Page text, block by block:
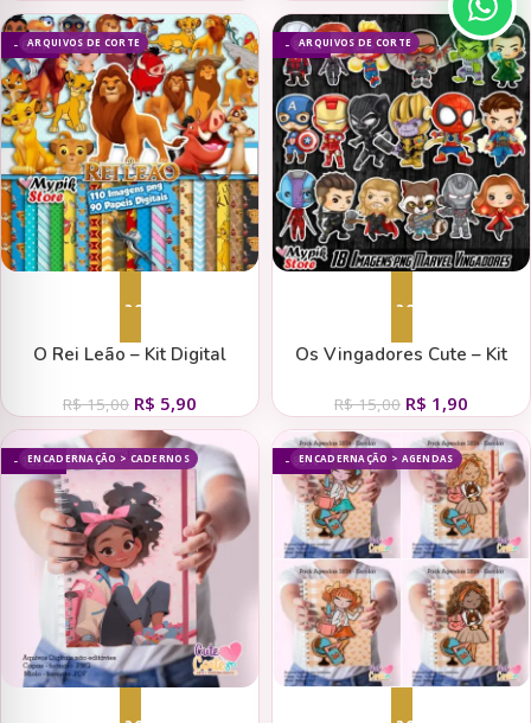
ARQUIVOS DE CORTE
- 61%
Adicionar ao carrinho
O Rei Leão – Kit Digital
R$15,00 R$ 5,90
ARQUIVOS DE CORTE
- 87%
Adicionar ao carrinho
Os Vingadores Cute – Kit
R$15,00 R$ 1,90
ENCADERNAÇÃO > CADERNOS
- 100% ENCADERNAÇÃO > AGENDAS
- 83%